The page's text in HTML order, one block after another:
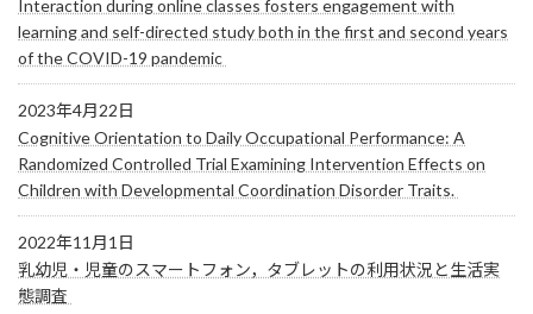
Interaction during online classes fosters engagement with
learning and self-directed study both in the first and second years
of the COVID-19 pandemic
2023年4月22日
Cognitive Orientation to Daily Occupational Performance: A
Randomized Controlled Trial Examining Intervention Effects on
Children with Developmental Coordination Disorder Traits.
2022年11月1日
乳幼児・児童のスマートフォン，タブレットの利用状況と生活実
態調査